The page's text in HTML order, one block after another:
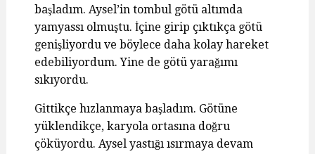
başladım. Aysel’in tombul götü altımda
yamyassı olmuştu. İçine girip çıktıkça götü
genişliyordu ve böylece daha kolay hareket
edebiliyordum. Yine de götü yarağımı
sıkıyordu.
Gittikçe hızlanmaya başladım. Götüne
yüklendikçe, karyola ortasına doğru
çöküyordu. Aysel yastığı ısırmaya devam